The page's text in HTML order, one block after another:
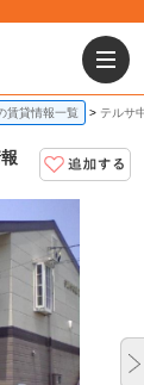
賃貸情報一覧 テルサ